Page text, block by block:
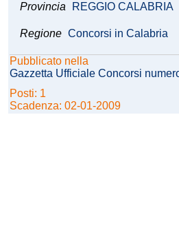
Provincia REGGIO CALABRIA
Regione Concorsi in Calabria
Pubblicato nella
Gazzetta Ufficiale Concorsi
Posti: 1
Scadenza: 02-01-2009